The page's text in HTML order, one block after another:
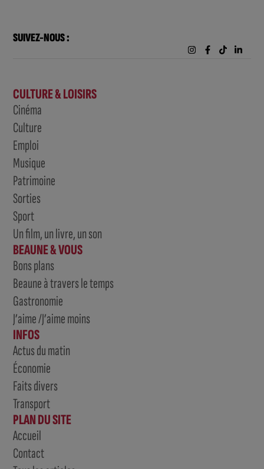
SUIVEZ-NOUS :
CULTURE & LOISIRS
Cinéma
Culture
Emploi
Musique
Patrimoine
Sorties
Sport
Un film, un livre, un son
BEAUNE & VOUS
Bons plans
Beaune à travers le temps
Gastronomie
J’aime /J’aime moins
INFOS
Actus du matin
Économie
Faits divers
Transport
PLAN DU SITE
Accueil
Contact